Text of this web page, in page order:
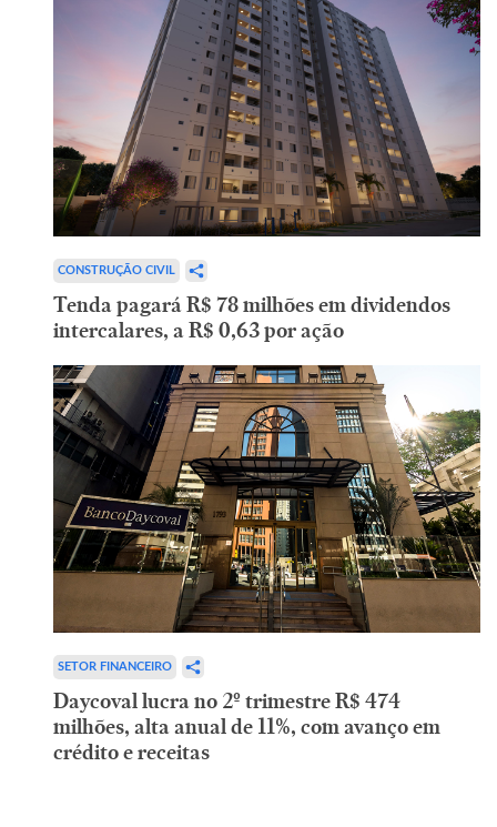
CONSTRUÇÃO CIVIL
Tenda pagará R$ 78 milhões em dividendos
intercalares, a R$ 0,63 por ação
SETOR FINANCEIRO
Daycoval lucra no 2º trimestre R$ 474
milhões, alta anual de 11%, com avanço em
crédito e receitas